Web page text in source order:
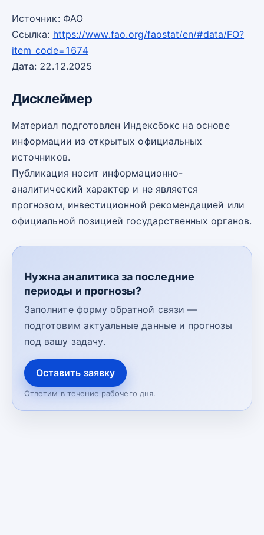
Источник: ФАО
Ссылка: https://www.fao.org/faostat/en/#data/FO?
item_code=1674
Дата: 22.12.2025
Дисклеймер
Материал подготовлен Индексбокс на основе
информации из открытых официальных
источников.
Публикация носит информационно-
аналитический характер и не является
прогнозом, инвестиционной рекомендацией или
официальной позицией государственных органов.
Нужна аналитика за последние
периоды и прогнозы?
Заполните форму обратной связи —
подготовим актуальные данные и прогнозы
под вашу задачу.
Оставить заявку
Ответим в течение рабочего дня.